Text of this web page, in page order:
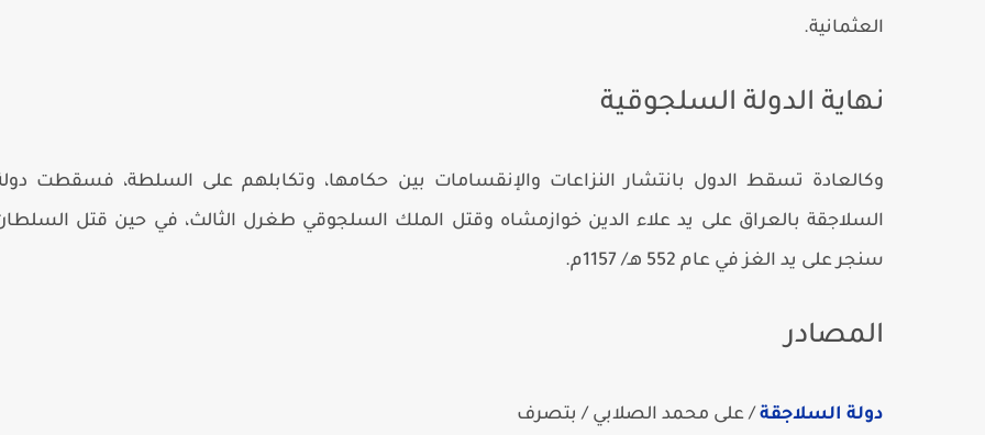
العثمانية.
نهاية الدولة السلجوقية
وكالعادة تسقط الدول بانتشار النزاعات والإنقسامات بين حكامها، وتكابلهم على السلطة، فسقطت
السلاجقة بالعراق على يد علاء الدين خوازمشاه وقتل الملك السلجوقي طغرل الثالث، في حين قتل
سنجر على يد الغز في عام 552 هـ/ 1157م.
المصادر
دولة السلاجقة / على محمد الصلابي / بتصرف